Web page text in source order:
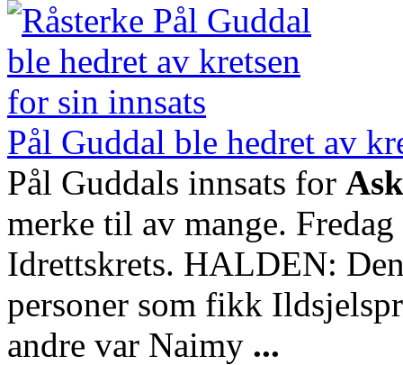
Pål Guddal ble hedret av
Pål Guddals innsats for
merke til av mange.
Idrettskrets. HALDEN:
personer som fikk
andre var Naimy ...